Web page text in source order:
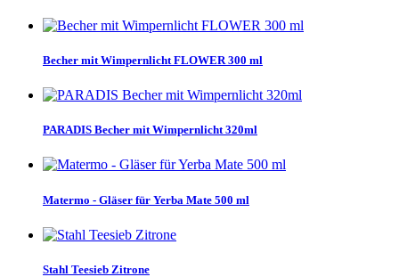
Becher mit Wimpernlicht FLOWER 300 ml
PARADIS Becher mit Wimpernlicht 320ml
Matermo - Gläser für Yerba Mate 500 ml
Stahl Teesieb Zitrone